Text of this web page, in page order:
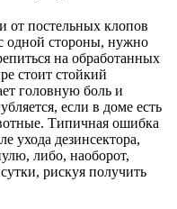
от постельных клопов
одной стороны, нужно
на обработанных
стоит стойкий
головную боль и
если в доме есть
Типичная ошибка
ухода дезинсектора,
либо, наоборот,
рискуя получить